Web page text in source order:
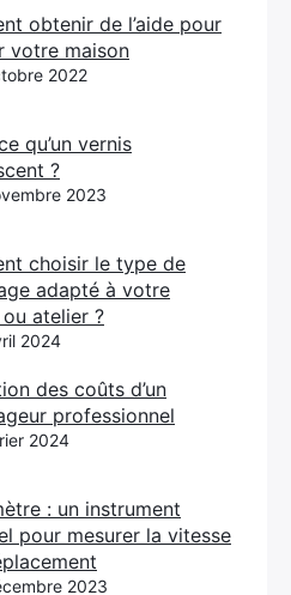
obtenir de l’aide pour
votre maison
2022
qu’un vernis
?
2023
choisir le type de
adapté à votre
atelier ?
2024
des coûts d’un
professionnel
2024
: un instrument
pour mesurer la vitesse
2023